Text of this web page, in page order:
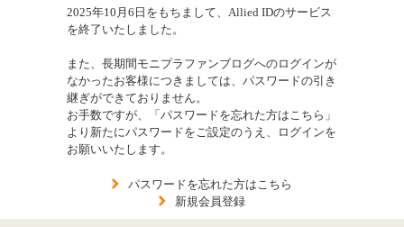
2025年10月6日をもちまして、Allied IDのサービス
を終了いたしました。
また、長期間モニプラファンブログへのログインが
なかったお客様につきましては、パスワードの引き
継ぎができておりません。
お手数ですが、「パスワードを忘れた方はこちら」
より新たにパスワードをご設定のうえ、ログインを
お願いいたします。
パスワードを忘れた方はこちら
新規会員登録